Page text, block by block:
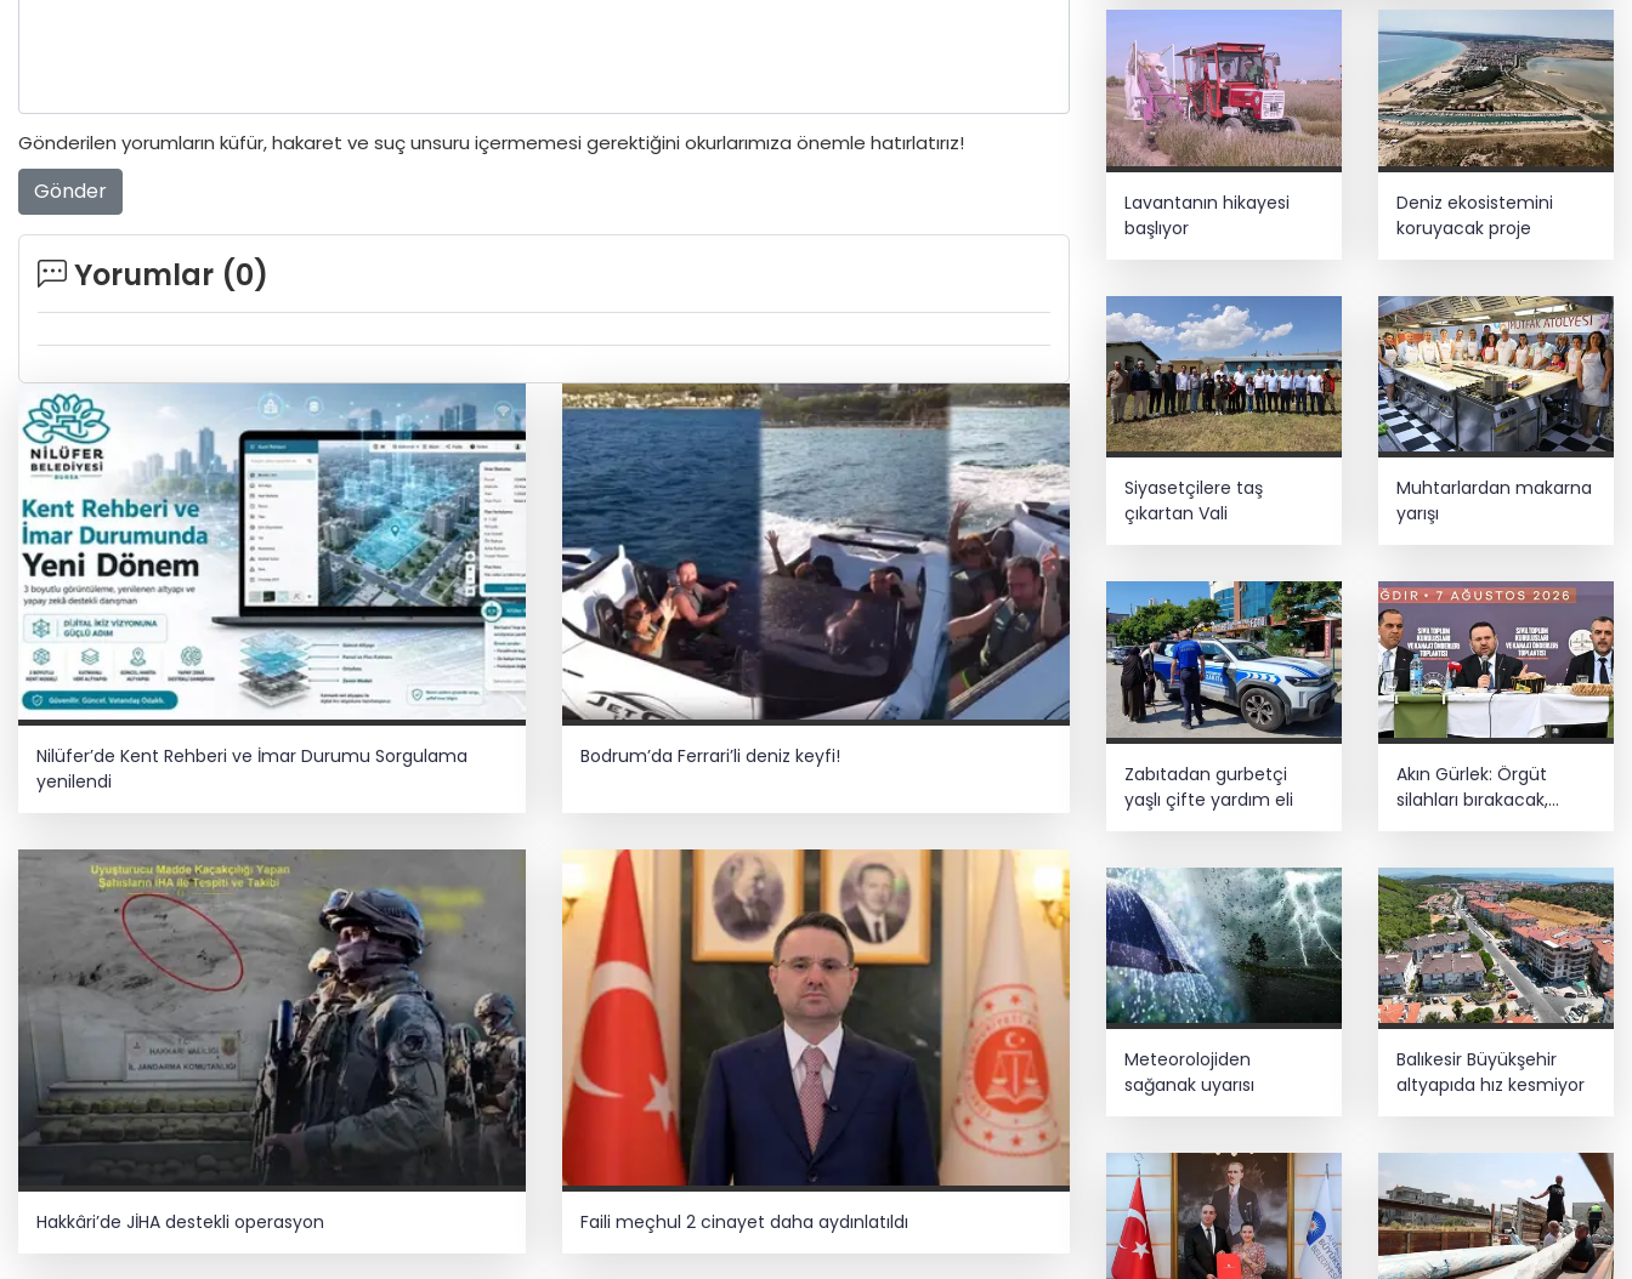
Gönderilen yorumların küfür, hakaret ve suç unsuru içermemesi gerektiğini okurlarımıza önemle hatırlatırız!
Gönder
Yorumlar (0)
Nilüfer’de Kent Rehberi ve İmar Durumu Sorgulama
yenilendi
Bodrum’da Ferrari’li deniz keyfi!
Hakkâri’de JİHA destekli operasyon Faili meçhul 2 cinayet daha aydınlatıldı
Kayseri Talas İnovasyon Merkezi finale
kaldı
felaket uyarısı
Lukaku Fener’e mi, Beşiktaş’a mı geliyor?
İş Bankası Grubu üst yönetiminde görev
değişimi
Lavantanın hikayesi
başlıyor
Deniz ekosistemini
koruyacak proje
Siyasetçilere taş
çıkartan Vali
Muhtarlardan makarna
yarışı
Zabıtadan gurbetçi
yaşlı çifte yardım eli
Akın Gürlek: Örgüt
silahları bırakacak,
Meteorolojiden
sağanak uyarısı
Balıkesir Büyükşehir
altyapıda hız kesmiyor